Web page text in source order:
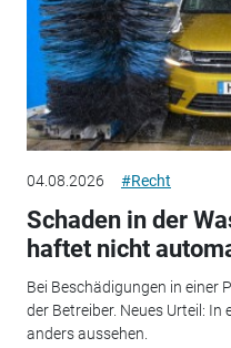
04.08.2026 #Recht
Schaden in der
haftet nicht
Bei Beschädigungen in einer
der Betreiber. Neues Urteil:
anders aussehen.